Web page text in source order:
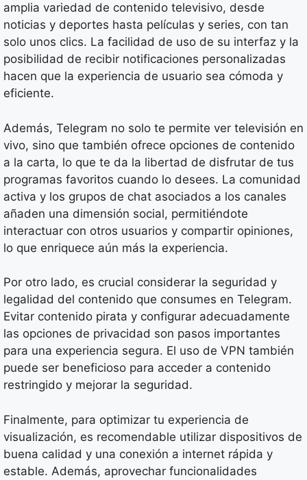
amplia variedad de contenido televisivo, desde
noticias y deportes hasta películas y series, con tan
solo unos clics. La facilidad de uso de su interfaz y la
posibilidad de recibir notificaciones personalizadas
hacen que la experiencia de usuario sea cómoda y
eficiente.
Además, Telegram no solo te permite ver televisión en
vivo, sino que también ofrece opciones de contenido
a la carta, lo que te da la libertad de disfrutar de tus
programas favoritos cuando lo desees. La comunidad
activa y los grupos de chat asociados a los canales
añaden una dimensión social, permitiéndote
interactuar con otros usuarios y compartir opiniones,
lo que enriquece aún más la experiencia.
Por otro lado, es crucial considerar la seguridad y
legalidad del contenido que consumes en Telegram.
Evitar contenido pirata y configurar adecuadamente
las opciones de privacidad son pasos importantes
para una experiencia segura. El uso de VPN también
puede ser beneficioso para acceder a contenido
restringido y mejorar la seguridad.
Finalmente, para optimizar tu experiencia de
visualización, es recomendable utilizar dispositivos de
buena calidad y una conexión a internet rápida y
estable. Además, aprovechar funcionalidades